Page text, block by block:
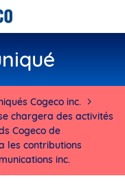
Cogeco inc.
chargera des activités
Cogeco de
les contributions
inc.